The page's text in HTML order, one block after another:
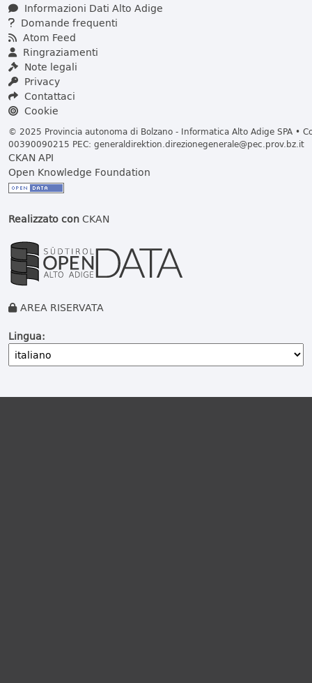
Informazioni Dati Alto Adige
Domande frequenti
Atom Feed
Ringraziamenti
Note legali
Privacy
Contattaci
Cookie
© 2025 Provincia autonoma di Bolzano - Informatica Alto Adige SPA •
00390090215 PEC: generaldirektion.direzionegenerale@pec.prov.bz.it
CKAN API
Open Knowledge Foundation
Realizzato conCKAN
AREA RISERVATA
Lingua